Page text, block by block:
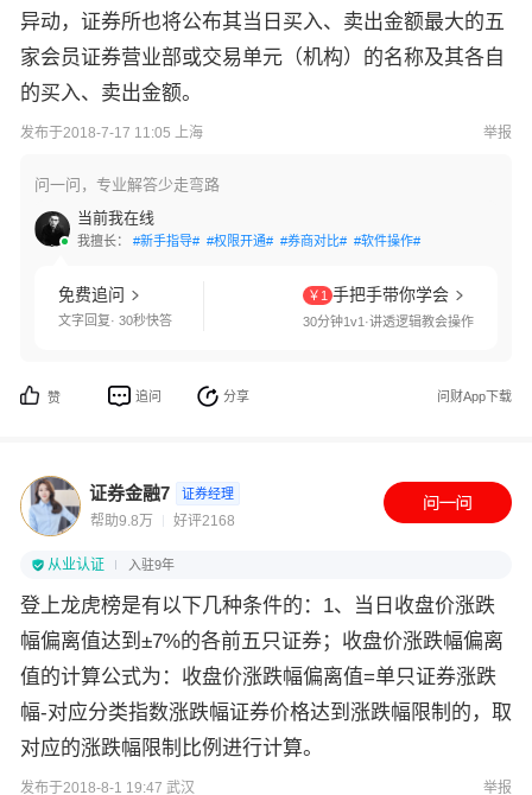
异动，证券所也将公布其当日买入、卖出金额最大的五
家会员证券营业部或交易单元（机构）的名称及其各自
的买入、卖出金额。
发布于2018-7-17 11:05 上海 举报
问一问，专业解答少走弯路
当前我在线
我擅长： #新手指导# #权限开通# #券商对比# #软件操作#
免费追问
文字回复· 30秒快答
￥1 手把手带你学会
30分钟1v1·讲透逻辑教会操作
赞 追问 分享 问财App下载
证券金融7 证券经理
帮助9.8万 好评2168
从业认证 入驻9年
登上龙虎榜是有以下几种条件的：1、当日收盘价涨跌
幅偏离值达到±7%的各前五只证券；收盘价涨跌幅偏离
值的计算公式为：收盘价涨跌幅偏离值=单只证券涨跌
幅-对应分类指数涨跌幅证券价格达到涨跌幅限制的，取
对应的涨跌幅限制比例进行计算。
发布于2018-8-1 19:47 武汉 举报